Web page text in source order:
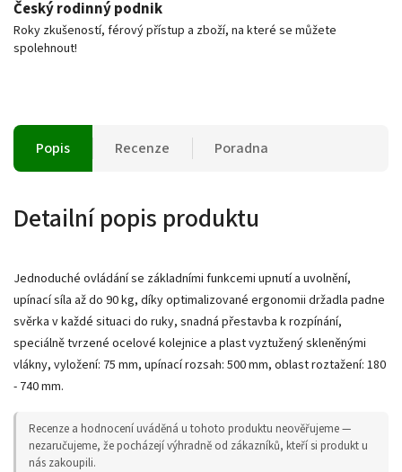
Český rodinný podnik
Roky zkušeností, férový přístup a zboží, na které se můžete
spolehnout!
Popis Recenze Poradna
Detailní popis produktu
Jednoduché ovládání se základními funkcemi upnutí a uvolnění,
upínací síla až do 90 kg, díky optimalizované ergonomii držadla padne
svěrka v každé situaci do ruky, snadná přestavba k rozpínání,
speciálně tvrzené ocelové kolejnice a plast vyztužený skleněnými
vlákny, vyložení: 75 mm, upínací rozsah: 500 mm, oblast roztažení: 180
- 740 mm.
Recenze a hodnocení uváděná u tohoto produktu neověřujeme —
nezaručujeme, že pocházejí výhradně od zákazníků, kteří si produkt u
nás zakoupili.